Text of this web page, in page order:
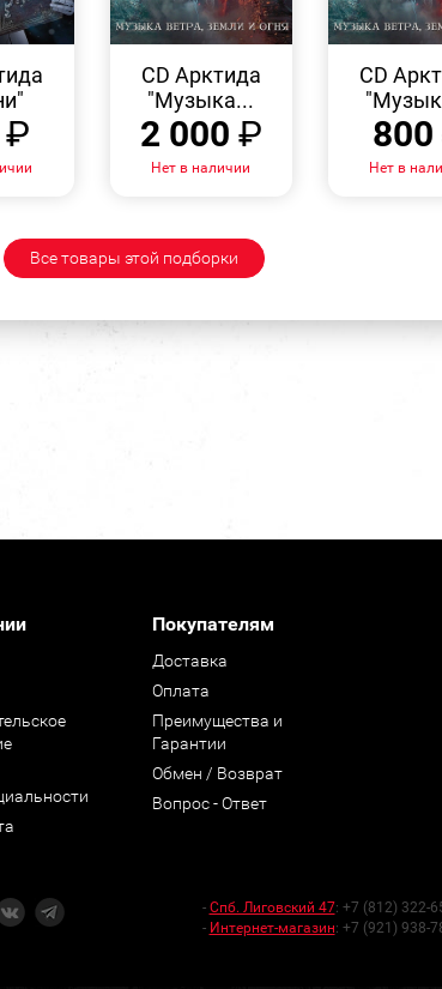
₽
ПРОСМОТР
CD Арктида
"Музыка...
2 000 ₽
Нет в наличии
CD
800
Нет в
Все товары этой подборки
Покупателям
Доставка
Оплата
Преимущества и
Гарантии
Обмен / Возврат
Вопрос - Ответ
- Спб. Лиговский 47: +7 (812) 322-
- Интернет-магазин: +7 (921) 938-